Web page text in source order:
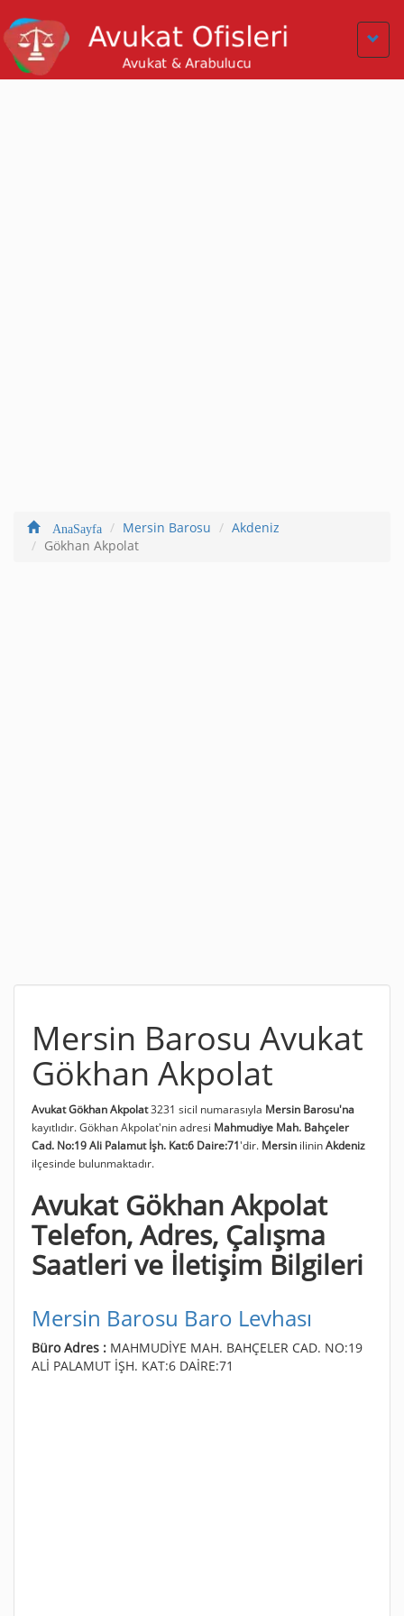
AnaSayfa Mersin Barosu
Akdeniz
Gökhan Akpolat
Mersin Barosu Avukat
Gökhan Akpolat
Avukat Gökhan Akpolat3231 sicil numarasıyla Mersin Barosu'na
kayıtlıdır. Gökhan Akpolat'nin adresi Mahmudiye Mah. Bahçeler
Cad. No:19 Ali Palamut İşh. Kat:6 Daire:71'dir. Mersin ilininAkdeniz
ilçesinde bulunmaktadır.
Avukat Gökhan Akpolat
Telefon, Adres, Çalışma
Saatleri ve İletişim Bilgileri
Mersin Barosu Baro Levhası
Büro Adres : MAHMUDİYE MAH. BAHÇELER CAD. NO:19
ALİ PALAMUT İŞH. KAT:6 DAİRE:71